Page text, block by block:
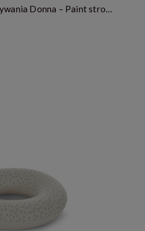
Liewood – Koło do pływania Donna – Paint stroke / Sandy